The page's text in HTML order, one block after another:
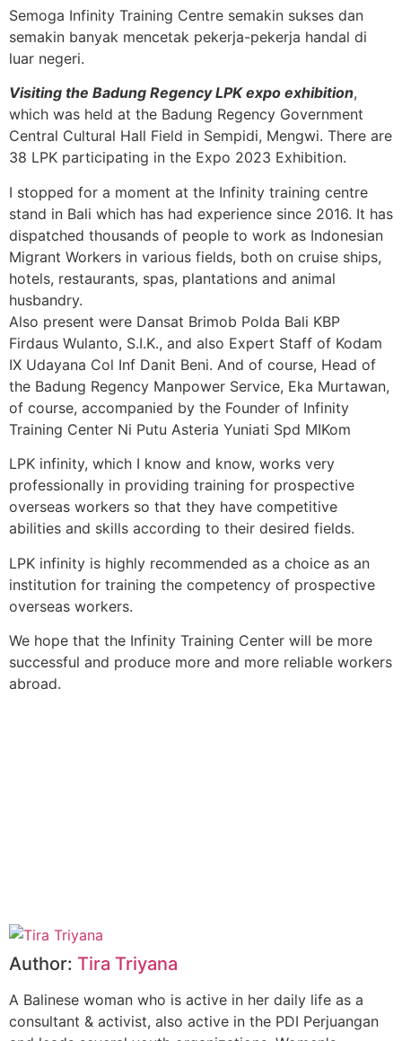
Semoga Infinity Training Centre semakin sukses dan
semakin banyak mencetak pekerja-pekerja handal di
luar negeri.
Visiting the Badung Regency LPK expo exhibition,
which was held at the Badung Regency Government
Central Cultural Hall Field in Sempidi, Mengwi. There are
38 LPK participating in the Expo 2023 Exhibition.
I stopped for a moment at the Infinity training centre
stand in Bali which has had experience since 2016. It has
dispatched thousands of people to work as Indonesian
Migrant Workers in various fields, both on cruise ships,
hotels, restaurants, spas, plantations and animal
husbandry.
Also present were Dansat Brimob Polda Bali KBP
Firdaus Wulanto, S.I.K., and also Expert Staff of Kodam
IX Udayana Col Inf Danit Beni. And of course, Head of
the Badung Regency Manpower Service, Eka Murtawan,
of course, accompanied by the Founder of Infinity
Training Center Ni Putu Asteria Yuniati Spd MIKom
LPK infinity, which I know and know, works very
professionally in providing training for prospective
overseas workers so that they have competitive
abilities and skills according to their desired fields.
LPK infinity is highly recommended as a choice as an
institution for training the competency of prospective
overseas workers.
We hope that the Infinity Training Center will be more
successful and produce more and more reliable workers
abroad.
Author: Tira Triyana
A Balinese woman who is active in her daily life as a
consultant & activist, also active in the PDI Perjuangan